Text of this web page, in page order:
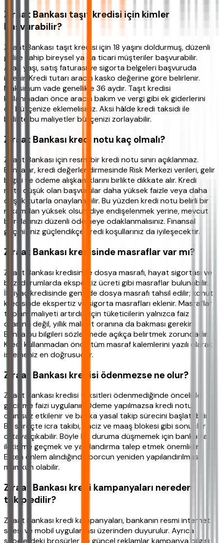
Ziraat Bankası taşıt kredisi için kimler
başvurabilir?
Ziraat Bankası taşıt kredisi için 18 yaşını doldurmuş, düzenli
gelire sahip bireysel ya da ticari müşteriler başvurabilir.
Araç yaşı, satış faturası ve sigorta belgeleri başvuruda
istenir. Kredi tutarı aracın kasko değerine göre belirlenir.
Maksimum vade genellikle 36 aydır. Taşıt kredisi
kullanmadan önce aracın bakım ve vergi gibi ek giderlerini
de bütçenize eklemelisiniz. Aksi hâlde kredi taksidi ile
birlikte bu maliyetler bütçenizi zorlayabilir.
Ziraat Bankası kredi notu kaç olmalı?
Ziraat Bankası için resmi bir kredi notu sınırı açıklanmaz.
Bankalar, kredi değerlendirmesinde Risk Merkezi verileri, gelir
bilgisi ve ödeme alışkanlıklarını birlikte dikkate alır. Kredi
notu düşük olan başvurular daha yüksek faizle veya daha
düşük tutarla onaylanabilir. Bu yüzden kredi notu belirli bir
rakamdan yüksek olsun diye endişelenmek yerine, mevcut
borçlarınızı düzenli ödemeye odaklanmalısınız. Finansal
geçmişiniz güçlendikçe kredi koşullarınız da iyileşecektir.
Ziraat Bankası kredisinde masraflar var mı?
Ziraat Bankası kredisinde dosya masrafı, hayat sigortası ve
bazı durumlarda ekspertiz ücreti gibi masraflar bulunabilir.
İhtiyaç kredisinde genelde dosya masrafı tahsil edilir; konut
kredisinde ekspertiz ve sigorta masrafları eklenir. Masraflar
toplam maliyeti artırdığı için tüketicilerin yalnızca faiz
oranına değil, yıllık maliyet oranına da bakması gerekir.
Banka bu bilgileri sözleşmede açıkça belirtmek zorundadır.
Kredi kullanmadan önce tüm masraf kalemlerini yazılı olarak
istemeniz en doğrusudur.
Ziraat Bankası kredisi ödenmezse ne olur?
Ziraat Bankası kredisi taksitleri ödenmediğinde öncelikle
gecikme faizi uygulanır. Ödeme yapılmazsa kredi notu
olumsuz etkilenir ve banka yasal takip sürecini başlatabilir.
Bu süreçte icra takibi, haciz ve maaş blokesi gibi sonuçlar
ortaya çıkabilir. Böyle bir duruma düşmemek için bankayla
iletişime geçmek ve yapılandırma talep etmek önemlidir.
Erken önlem alındığında borcun yeniden yapılandırılması
mümkün olabilir.
Ziraat Bankası kredi kampanyaları nereden
takip edilir?
Ziraat Bankası kredi kampanyaları, bankanın resmi internet
sitesi ve mobil uygulaması üzerinden duyurulur. Ayrıca
şubelerdeki broşürler ve güncel reklamlar kampanya bilgisi